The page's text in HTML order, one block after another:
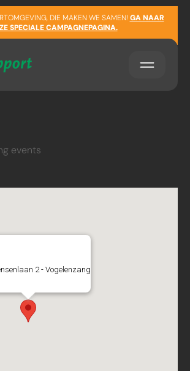
DIE MAKEN WE SAMEN! GA NAAR
SPECIALE CAMPAGNEPAGINA.
events
2 - Vogelenzang